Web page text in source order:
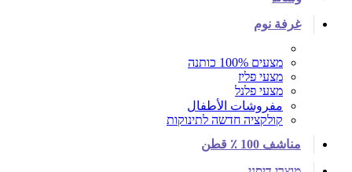
غرفة نوم
מצעים 100% כותנה
מצעי פליז
מצעי פלנל
مفروشات الأطفال
קולקציה חדשה לתינוקות
مناشف 100 ٪ قطن